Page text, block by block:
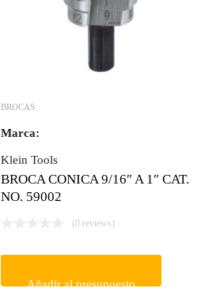
BROCAS
Marca:
Klein Tools
BROCA CONICA 9/16″ A 1″ CAT.
NO. 59002
(0 reviews)
Añadir al presupuesto